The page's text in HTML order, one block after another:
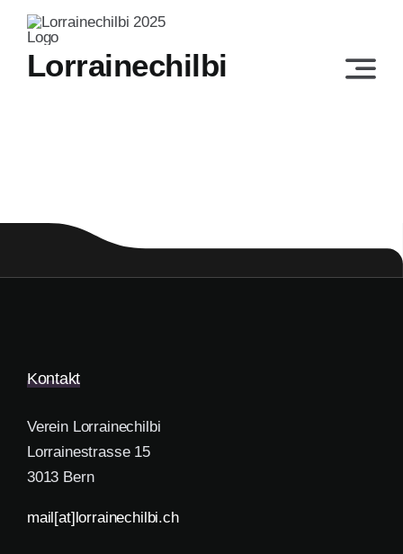
Skip
contentLorrainechilbi
Kontakt
Verein Lorrainechilbi
Lorrainestrasse 15
3013 Bern
mail[at]lorrainechilbi.ch